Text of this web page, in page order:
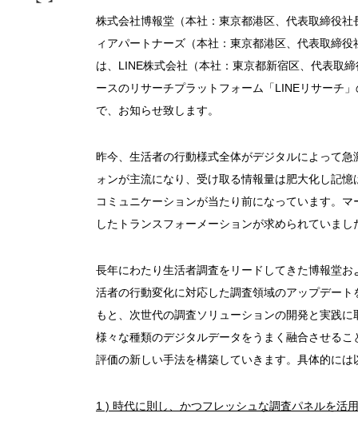
株式会社博報堂（本社：東京都港区、代表取締役
ィアパートナーズ（本社：東京都港区、代表取締
は、LINE株式会社（本社：東京都新宿区、代表取
ースのリサーチプラットフォーム「LINEリサーチ
で、お知らせ致します。
昨今、生活者の行動様式全体がデジタルによって
ォンが主流になり、受け取る情報量は肥大化し記
コミュニケーションが当たり前になっています。
したトランスフォーメーションが求められていまし
長年にわたり生活者調査をリードしてきた博報堂
活者の行動変化に対応した調査領域のアップデー
もと、次世代の調査ソリューションの開発と実践
様々な種類のデジタルデータをうまく融合させる
評価の新しい手法を構築していきます。具体的に
1 ) 時代に則し、かつフレッシュな調査パネルを活